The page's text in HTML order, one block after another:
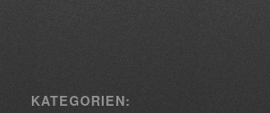
KATEGORIEN: